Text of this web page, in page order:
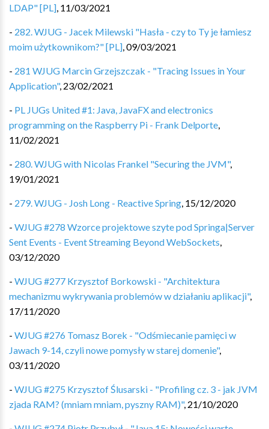
LDAP" [PL], 11/03/2021
- 282. WJUG - Jacek Milewski "Hasła - czy to Ty je łamiesz
moim użytkownikom?" [PL],09/03/2021
- 281 WJUG Marcin Grzejszczak - "Tracing Issues in Your
Application", 23/02/2021
- PL JUGs United #1: Java, JavaFX and electronics
programming on the Raspberry Pi - Frank Delporte,
11/02/2021
- 280. WJUG with Nicolas Frankel "Securing the JVM",
19/01/2021
- 279. WJUG - Josh Long - Reactive Spring, 15/12/2020
- WJUG #278 Wzorce projektowe szyte pod Springa|Server
Sent Events - Event Streaming Beyond WebSockets,
03/12/2020
- WJUG #277 Krzysztof Borkowski - "Architektura
mechanizmu wykrywania problemów w działaniu aplikacji",
17/11/2020
- WJUG #276 Tomasz Borek - "Odśmiecanie pamięci w
Jawach 9-14, czyli nowe pomysły w starej domenie",
03/11/2020
- WJUG #275 Krzysztof Ślusarski - "Profiling cz. 3 - jak JVM
zjada RAM? (mniam mniam, pyszny RAM)", 21/10/2020